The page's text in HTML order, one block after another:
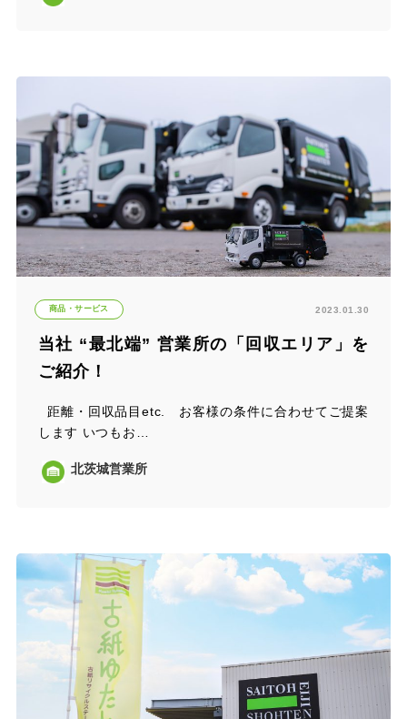
商品・サービス 2023.01.30
当社 “最北端” 営業所の「回収エリア」を
ご紹介！
距離・回収品目etc. お客様の条件に合わせてご提案
します いつもお…
北茨城営業所